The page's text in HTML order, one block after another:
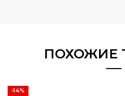
ПОХОЖИЕ
-14%